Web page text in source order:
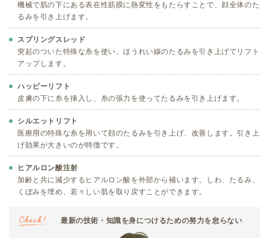
機械で肌の下にある表在性筋膜に熱変性をもたらすことで、顔全体のた
るみを引き上げます。
スプリングスレッド
突起のついた特殊な糸を使い、ほうれい線のたるみを引き上げてリフト
アップします。
ハッピーリフト
皮膚の下に糸を挿入し、糸の張力を使ってたるみを引き上げます。
シルエットリフト
医療用の特殊な糸を用いて顔のたるみを引き上げ、改善します。引き上
げ効果が大きいのが特徴です。
ヒアルロン酸注射
加齢と共に減少するヒアルロン酸を外部から補います。しわ、たるみ、
くぼみを埋め、若々しい肌を取り戻すことができます。
最新の技術・知識を身につけるための努力を怠らない